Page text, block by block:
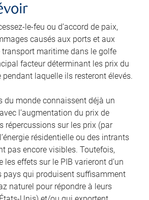
le-feu ou d’accord de paix,
causés aux ports et aux
maritime dans le golfe
facteur déterminant les prix du
pendant laquelle ils resteront élevés.
du monde connaissent déjà un
l’augmentation du prix de
répercussions sur les prix (par
résidentielle ou des intrants
pas encore visibles. Toutefois,
les effets sur le PIB varieront d’un
pays qui produisent suffisamment
naturel pour répondre à leurs